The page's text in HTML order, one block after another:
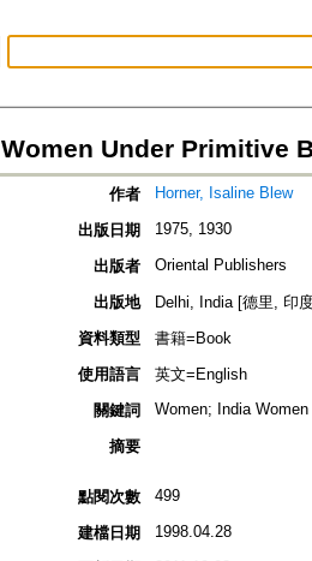
Women Under Primitive
作者 Horner, Isaline Blew
出版日期 1975, 1930
出版者 Oriental Publishers
出版地
Delhi, India [德里, 印
資料類型
書籍=Book
使用語言
英文=English
關鍵詞
Women; India
摘要
點閱次數 499
建檔日期 1998.04.28